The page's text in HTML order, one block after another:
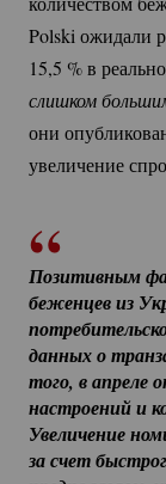
Polski ожидали
15,5 %в
слишком
они
увеличение
Позитивным
беженцев из
данных о
того, в апреле
настроений и
Увеличение
за счет